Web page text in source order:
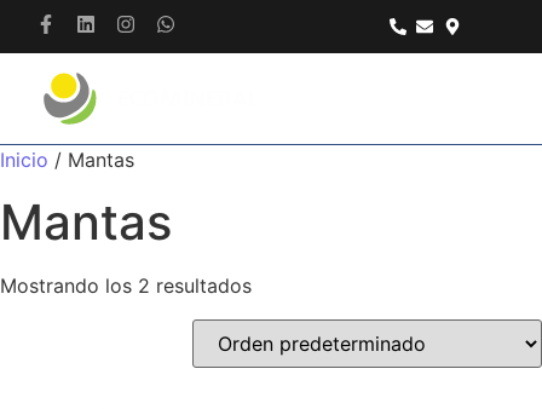
Inicio / Mantas
Mantas
Mostrando los 2 resultados